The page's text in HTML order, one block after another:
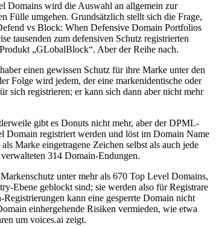
Domains wird die Auswahl an allgemein zur
Fülle umgehen. Grundsätzlich stellt sich die Frage,
vs Block: When Defensive Domain Portfolios
tausenden zum defensiven Schutz registrierten
„GLobalBlock“. Aber der Reihe nach.
einen gewissen Schutz für ihre Marke unter den
Folge wird jedem, der eine markenidentische oder
sich registrieren; er kann sich dann aber nicht mehr
gibt es Donuts nicht mehr, aber der DPML-
Domain registriert werden und löst im Domain Name
Marke eingetragene Zeichen selbst als auch jede
314 Domain-Endungen.
unter mehr als 670 Top Level Domains,
Ebene geblockt sind; sie werden also für Registrare
kann eine gesperrte Domain nicht
einhergehende Risiken vermieden, wie etwa
um voices.ai zeigt.